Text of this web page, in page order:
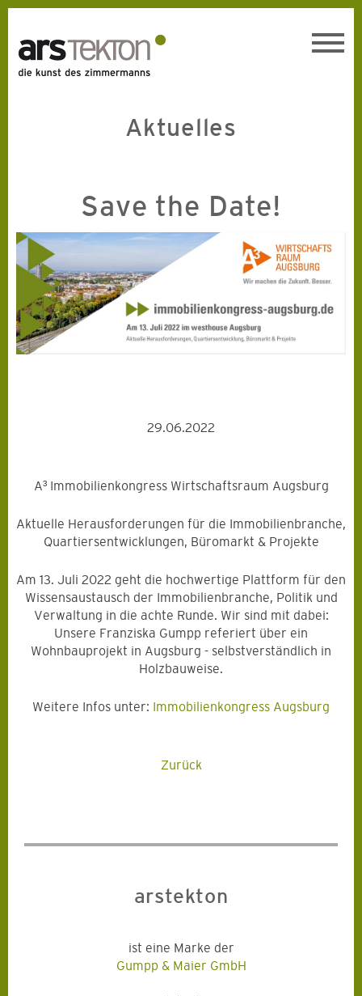
Aktuelles
Save the Date!
29.06.2022
A³ Immobilienkongress Wirtschaftsraum Augsburg
Aktuelle Herausforderungen für die Immobilienbranche,
Quartiersentwicklungen, Büromarkt & Projekte
Am 13. Juli 2022 geht die hochwertige Plattform für den
Wissensaustausch der Immobilienbranche, Politik und
Verwaltung in die achte Runde. Wir sind mit dabei:
Unsere Franziska Gumpp referiert über ein
Wohnbauprojekt in Augsburg - selbstverständlich in
Holzbauweise.
Weitere Infos unter: Immobilienkongress Augsburg
Zurück
arstekton
ist eine Marke der
Gumpp & Maier GmbH